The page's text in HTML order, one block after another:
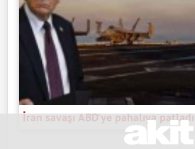
İran savaşı ABD'ye pahalıya patladı